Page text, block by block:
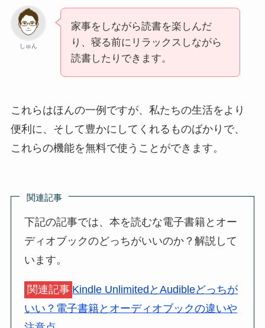
しゅん
家事をしながら読書を楽しんだ
り、寝る前にリラックスしながら
読書したりできます。
これらはほんの一例ですが、私たちの生活をより
便利に、そして豊かにしてくれるものばかりで、
これらの機能を無料で使うことができます。
関連記事
下記の記事では、本を読むな電子書籍とオー
ディオブックのどっちがいいのか？解説して
います。
関連記事 Kindle UnlimitedとAudibleどっちが
いい？電子書籍とオーディオブックの違いや